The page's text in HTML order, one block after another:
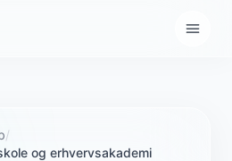
/
og erhvervsakademi